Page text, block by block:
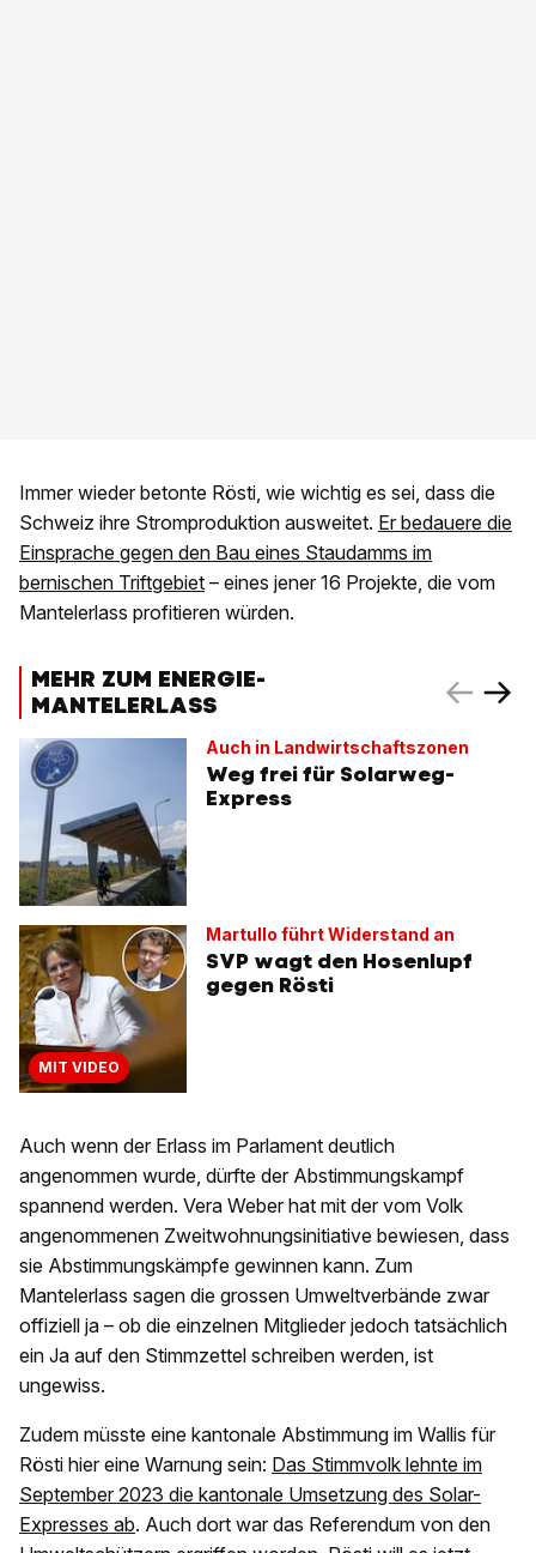
Immer wieder betonte Rösti, wie wichtig es sei, dass die
Schweiz ihre Stromproduktion ausweitet. Er bedauere die
Einsprache gegen den Bau eines Staudamms im
bernischen Triftgebiet – eines jener 16 Projekte, die vom
Mantelerlass profitieren würden.
MEHR ZUM ENERGIE-
MANTELERLASS
Auch in Landwirtschaftszonen
Weg frei für Solarweg-
Express
MIT VIDEO
Martullo führt Widerstand an
SVP wagt den Hosenlupf
gegen Rösti
Auch wenn der Erlass im Parlament deutlich
angenommen wurde, dürfte der Abstimmungskampf
spannend werden. Vera Weber hat mit der vom Volk
angenommenen Zweitwohnungsinitiative bewiesen, dass
sie Abstimmungskämpfe gewinnen kann. Zum
Mantelerlass sagen die grossen Umweltverbände zwar
offiziell ja – ob die einzelnen Mitglieder jedoch tatsächlich
ein Ja auf den Stimmzettel schreiben werden, ist
ungewiss.
Zudem müsste eine kantonale Abstimmung im Wallis für
Rösti hier eine Warnung sein: Das Stimmvolk lehnte im
September 2023 die kantonale Umsetzung des Solar-
Expresses ab. Auch dort war das Referendum von den